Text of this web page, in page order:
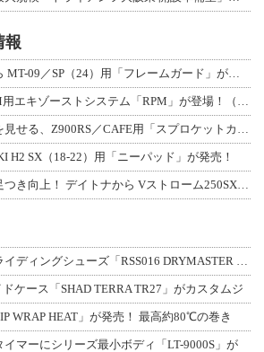
報
H2 SX（18-22）用「ニーパッド」が発売！
ケース「SHAD TERRA TR27」がカスタムジ
WRAP HEAT」が発売！ 最高約80℃の巻き
イマーにシリーズ最小ボディ「LT-9000S」が